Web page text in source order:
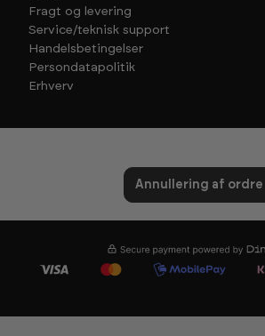
Fragt og levering
Service/teknisk support
Handelsbetingelser
Persondatapolitik
Erhverv
Annullering af ordre